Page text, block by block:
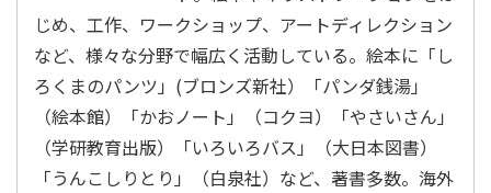
じめ、工作、ワークショップ、アートディレクション
など、様々な分野で幅広く活動している。絵本に「し
ろくまのパンツ」(ブロンズ新社）「パンダ銭湯」
（絵本館）「かおノート」（コクヨ）「やさいさん」
（学研教育出版）「いろいろバス」（大日本図書）
「うんこしりとり」（白泉社）など、著書多数。海外